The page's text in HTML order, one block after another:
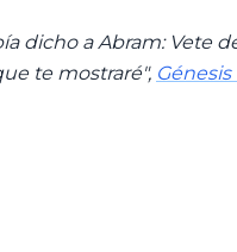
dicho a Abram: Vete
te mostraré", Génesis